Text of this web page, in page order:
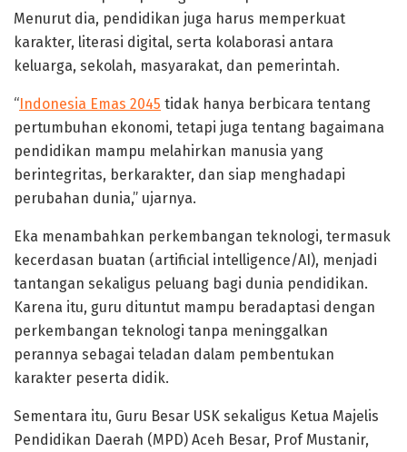
Menurut dia, pendidikan juga harus memperkuat
karakter, literasi digital, serta kolaborasi antara
keluarga, sekolah, masyarakat, dan pemerintah.
“ Indonesia Emas 2045 tidak hanya berbicara tentang
pertumbuhan ekonomi, tetapi juga tentang bagaimana
pendidikan mampu melahirkan manusia yang
berintegritas, berkarakter, dan siap menghadapi
perubahan dunia,” ujarnya.
Eka menambahkan perkembangan teknologi, termasuk
kecerdasan buatan (artificial intelligence/AI), menjadi
tantangan sekaligus peluang bagi dunia pendidikan.
Karena itu, guru dituntut mampu beradaptasi dengan
perkembangan teknologi tanpa meninggalkan
perannya sebagai teladan dalam pembentukan
karakter peserta didik.
Sementara itu, Guru Besar USK sekaligus Ketua Majelis
Pendidikan Daerah (MPD) Aceh Besar, Prof Mustanir,